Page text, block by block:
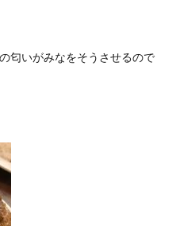
匂いがみなをそうさせるので